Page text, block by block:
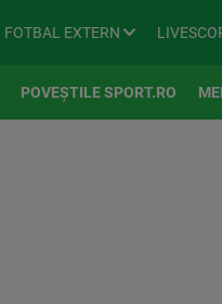
FOTBAL EXTERN
POVEȘTILE SPORT.RO